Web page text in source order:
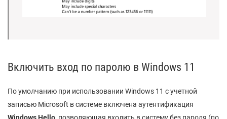
Включить вход по паролю в Windows 11
По умолчанию при использовании Windows 11 с учетной
записью Microsoft в системе включена аутентификация